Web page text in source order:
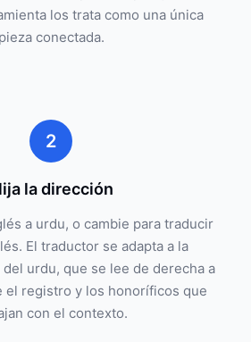
los trata como una única
pieza conectada.
2
la dirección
a urdu, o cambie para traducir
El traductor se adapta a la
del urdu, que se lee de derecha a
el registro y los honoríficos que
con el contexto.